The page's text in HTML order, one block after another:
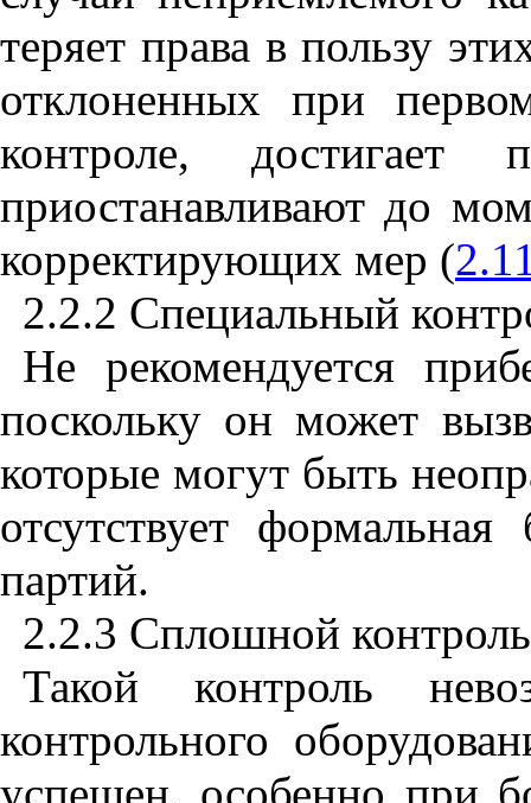
теряет права в пользу
отклоненных при
контроле, достигает
приостанавливают до
корректирующих мер (
2.2.2 Специальный
Не рекомендуется
поскольку он может
которые могут быть
отсутствует
партий.
2.2.3 Сплошной контроль
Такой контроль
контрольного
успешен, особенно при